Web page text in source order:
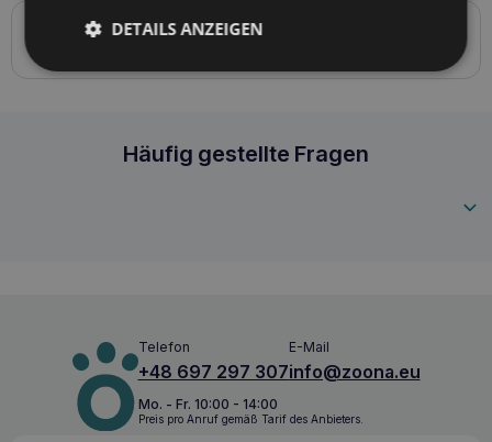
Details zur Konformität des Produkts mit den
Vorschriften: Produktverantwortung
Amiplay BeHappy XL Dschungel Halb-
Häufig gestellte Fragen
Telefon
+48 697 297 307
E-Mail
info@zoona.eu
Mo. - Fr. 10:00 - 14:00
Preis pro Anruf gemäß Tarif des Anbieters.
DETAILS ANZEIGEN